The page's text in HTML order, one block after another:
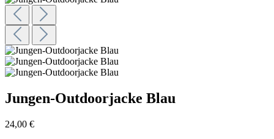
Jungen-Outdoorjacke Blau
24,00 €